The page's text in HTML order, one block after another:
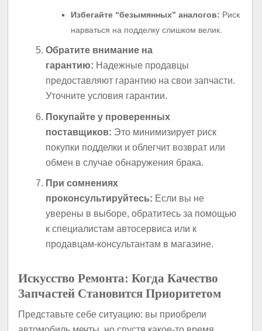
Избегайте “безымянных” аналогов: Риск
нарваться на подделку слишком велик.
Обратите внимание на
гарантию: Надежные продавцы
предоставляют гарантию на свои запчасти.
Уточните условия гарантии.
Покупайте у проверенных
поставщиков: Это минимизирует риск
покупки подделки и облегчит возврат или
обмен в случае обнаружения брака.
При сомнениях
проконсультируйтесь: Если вы не
уверены в выборе, обратитесь за помощью
к специалистам автосервиса или к
продавцам-консультантам в магазине.
Искусство Ремонта: Когда Качество
Запчастей Становится Приоритетом
Представьте себе ситуацию: вы приобрели